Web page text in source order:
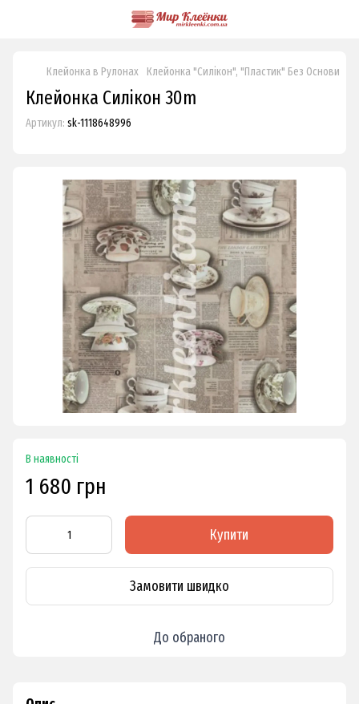
Клейонка в Рулонах Клейонка "Силікон", "Пластик" Без Основи
Клейонка Силікон 30m
Артикул: sk-1118648996
В наявності
1 680 грн
Купити
Замовити швидко
До обраного